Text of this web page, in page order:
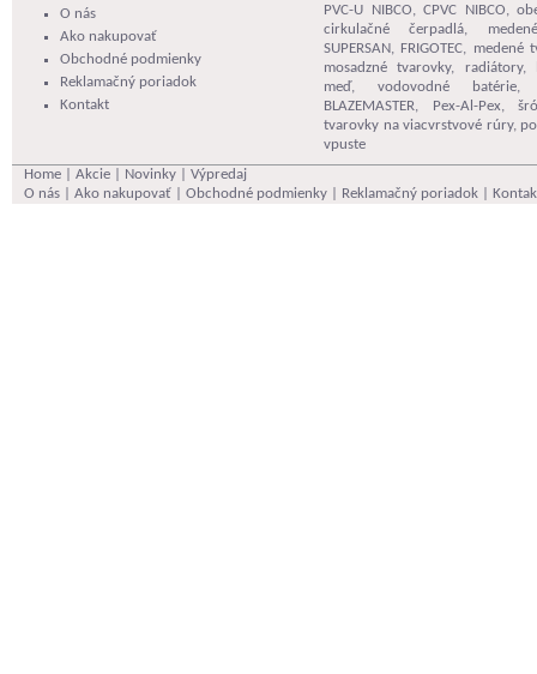
O nás
Ako nakupovať
Obchodné podmienky
Reklamačný poriadok
Kontakt
PVC-U NIBCO,CPVC NIBCO,
cirkulačné čerpadlá,
SUPERSAN, FRIGOTEC, medené
mosadzné tvarovky, radiátory,
meď, vodovodné batérie
BLAZEMASTER, Pex-Al-Pex,
tvarovky na viacvrstvové rúry,
vpuste
Home
Akcie Novinky
Výpredaj
O nás
Ako nakupovať Obchodné podmienky Reklamačný poriadok